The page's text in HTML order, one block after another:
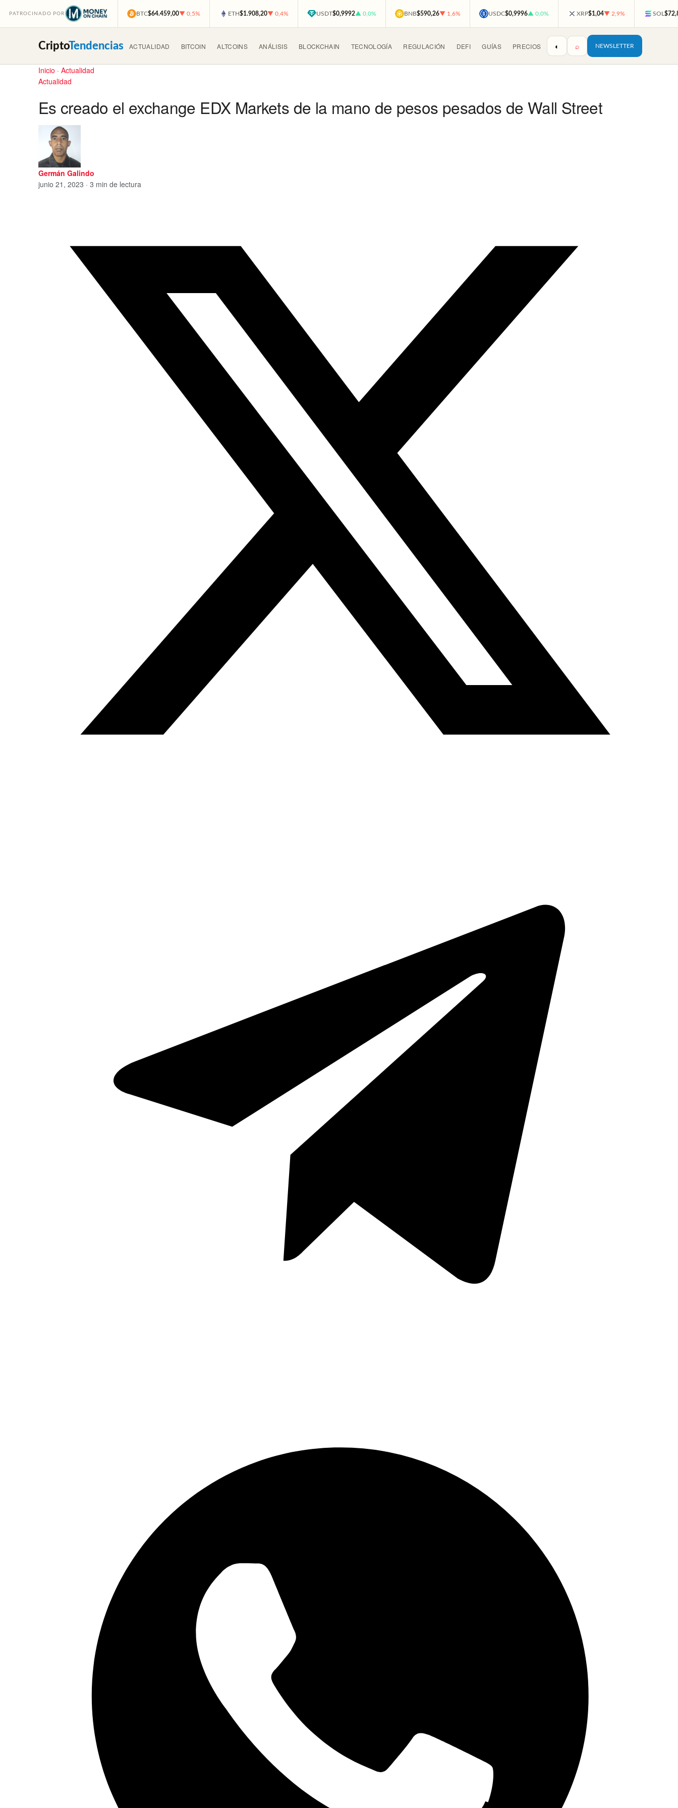
PATROCINADO POR BTC$64.459,00▼ 0,5% ETH$1.908,20▼ 0,4% USDT$0,9992▲ 0,0% BNB$590,26▼ 1,6% USDC$0,9996▲ 0,0% XRP$1,04▼ 2,9% SOL
CriptoTendencias ACTUALIDAD BITCOIN ALTCOINS ANÁLISIS BLOCKCHAIN TECNOLOGÍA REGULACIÓN DEFI GUÍAS PRECIOS ◐ ⌕ NEWSLETTER
Inicio · Actualidad
Actualidad
Es creado el exchange EDX Markets de la mano de pesos pesados de Wall Street
Germán Galindo
junio 21, 2023 · 3 min de lectura